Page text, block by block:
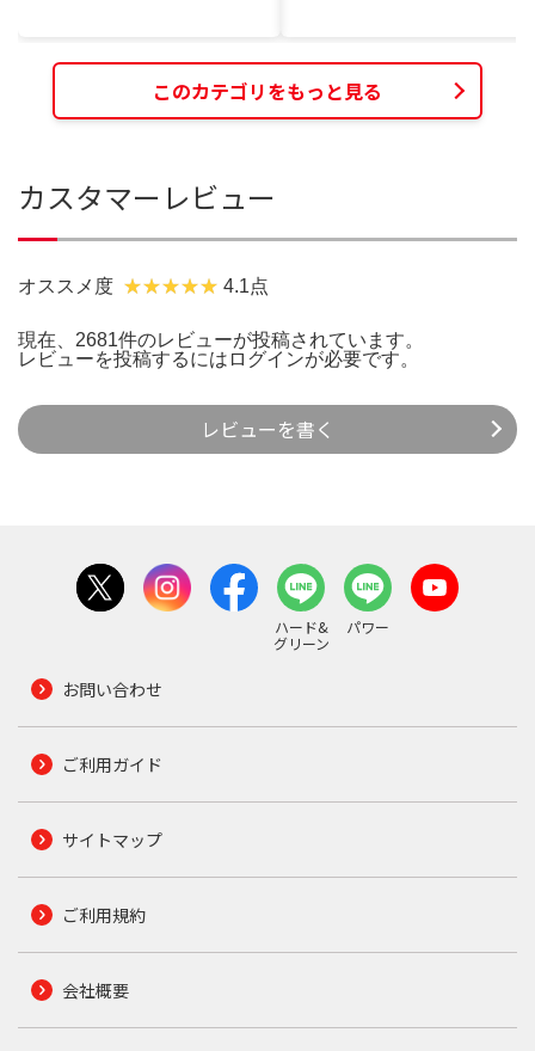
このカテゴリをもっと見る
カスタマーレビュー
オススメ度 4.1点
現在、2681件のレビューが投稿されています。
レビューを投稿するには ログインが必要です。
レビューを書く
ハード&
グリーン
パワー
お問い合わせ
ご利用ガイド
サイトマップ
ご利用規約
会社概要